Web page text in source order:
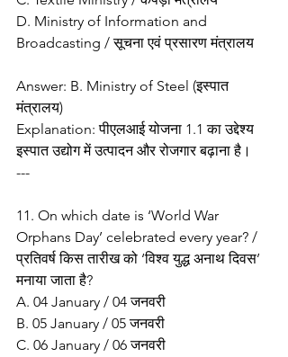
D. Ministry of Information and
Broadcasting / सूचना एवं प्रसारण मंत्रालय
Answer: B. Ministry of Steel (इस्पात
मंत्रालय)
Explanation: पीएलआई योजना 1.1 का उद्देश्य
इस्पात उद्योग में उत्पादन और रोजगार बढ़ाना है।
---
11. On which date is ‘World War
Orphans Day’ celebrated every year? /
प्रतिवर्ष किस तारीख को ‘विश्व युद्ध अनाथ दिवस’
मनाया जाता है?
A. 04 January / 04 जनवरी
B. 05 January / 05 जनवरी
C. 06 January / 06 जनवरी